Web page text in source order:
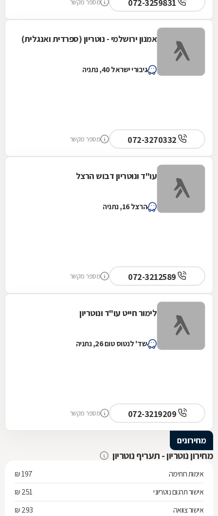
מספר מקשר
אמנון ירושלמי - נוטריון (ספרדית ואנגלית)
גיבורי ישראל 40, נתניה
מספר מקשר
עו"ד ונוטריון דבוש הרצל
הרצל 16, נתניה
מספר מקשר
לימור חייט עו"ד ונוטריון
שד' לנטוס טום 26, נתניה
מספר מקשר
מחירונים
מחירון נוטריון - תעריף נוטריון
אימות חתימה
197 ₪
אישור תרגום נוטריוני
251 ₪
אישור צוואה
293 ₪